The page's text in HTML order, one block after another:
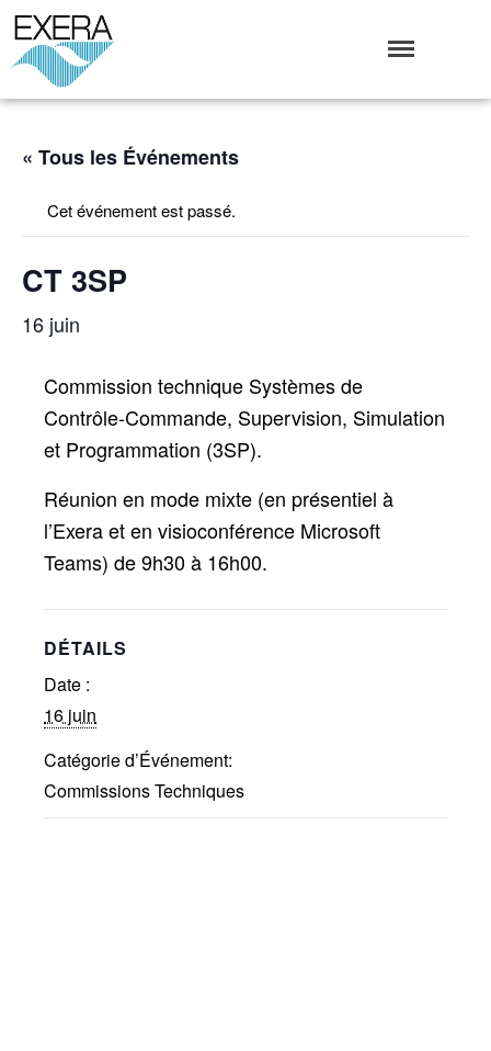
Commissions techniques
Publications
Réalisations récentes
Association des EXploitants d'Equipements de mesure,
« Tous les Événements
Cet événement est passé.
CT 3SP
16 juin
Commission technique Systèmes de
Contrôle-Commande, Supervision, Simulation
et Programmation (3SP).
Réunion en mode mixte (en présentiel à
l’Exera et en visioconférence Microsoft
Teams) de 9h30 à 16h00.
DÉTAILS
Date :
16 juin
Catégorie d’Événement:
Commissions Techniques